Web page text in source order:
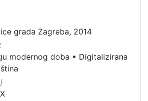
grada Zagreba, 2014
modernog doba • Digitalizirana